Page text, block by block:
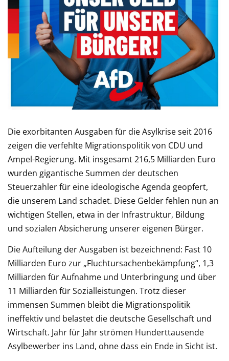
Die exorbitanten Ausgaben für die Asylkrise seit 2016
zeigen die verfehlte Migrationspolitik von CDU und
Ampel-Regierung. Mit insgesamt 216,5 Milliarden Euro
wurden gigantische Summen der deutschen
Steuerzahler für eine ideologische Agenda geopfert,
die unserem Land schadet. Diese Gelder fehlen nun an
wichtigen Stellen, etwa in der Infrastruktur, Bildung
und sozialen Absicherung unserer eigenen Bürger.
Die Aufteilung der Ausgaben ist bezeichnend: Fast 10
Milliarden Euro zur „Fluchtursachenbekämpfung“, 1,3
Milliarden für Aufnahme und Unterbringung und über
11 Milliarden für Sozialleistungen. Trotz dieser
immensen Summen bleibt die Migrationspolitik
ineffektiv und belastet die deutsche Gesellschaft und
Wirtschaft. Jahr für Jahr strömen Hunderttausende
Asylbewerber ins Land, ohne dass ein Ende in Sicht ist.